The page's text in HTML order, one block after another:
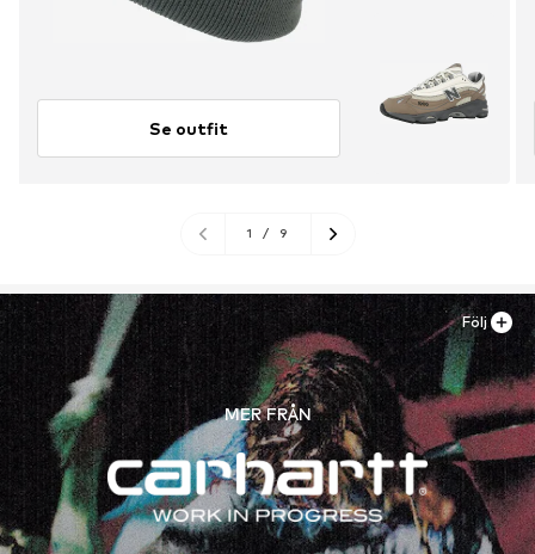
Se outfit
1 / 9
MER FRÅN
Följ